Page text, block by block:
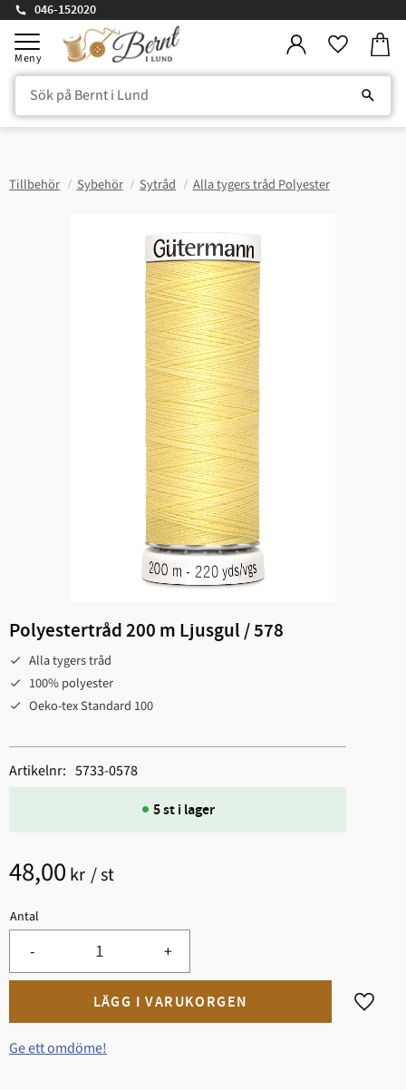
Meny
046-152020
Tillbehör Sybehör Sytråd Alla tygers tråd Polyester
Polyestertråd 200 m Ljusgul / 578
Alla tygers tråd
100% polyester
Oeko-tex Standard 100
48,00 kr /st
Antal
+
-
Lägg
5 st i lager
Artikelnr 5733-0578
Ge ett omdöme!